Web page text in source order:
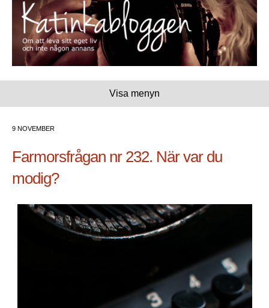
Visa menyn
9 NOVEMBER
Farmorsfrågan nr 232. När var du
modig?